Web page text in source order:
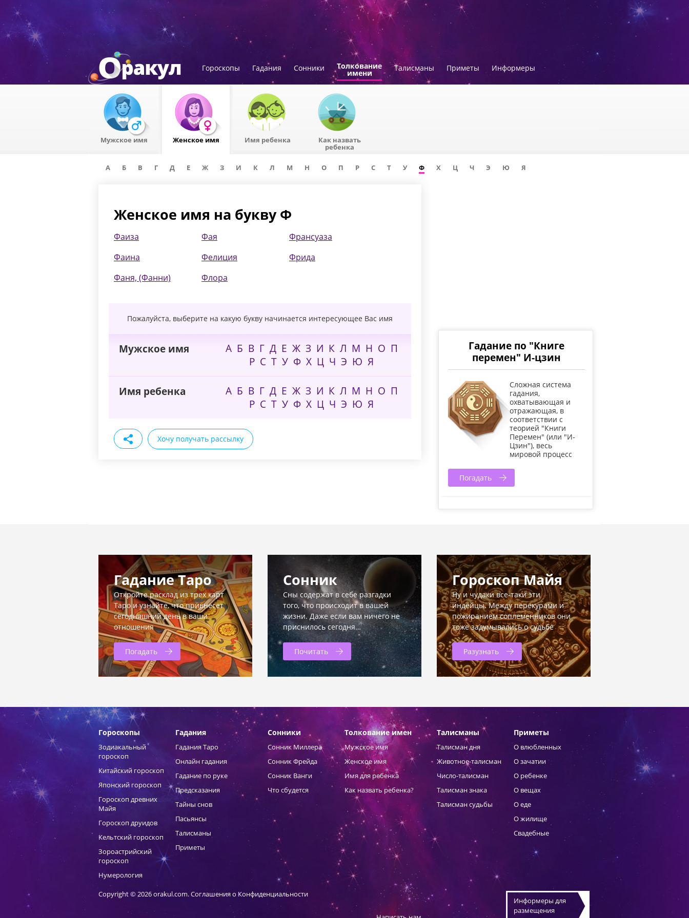
Гороскопы Гадания Сонники Толкование
имени
Талисманы Приметы Информеры
Мужское имя Женское имя Имя ребенка Как назвать
ребенка
А Б В Г Д Е Ж З И К Л М Н О П Р С Т У Ф Х Ц Ч Э Ю Я
Женское имя на букву Ф
Фаиза
Фаина
Фаня, (Фанни)
Фая
Фелиция
Флора
Франсуаза
Фрида
Пожалуйста, выберите на какую букву начинается интересующее Вас имя
Мужское имя А Б В Г Д Е Ж З И К Л М Н О П
Р С Т У Ф Х Ц Ч Э Ю Я
Имя ребенка А Б В Г Д Е Ж З И К Л М Н О П
Р С Т У Ф Х Ц Ч Э Ю Я
Хочу получать рассылку
Гадание по "Книге
перемен" И-цзин
Cложная система
гадания,
охватывающая и
отражающая, в
соответствии с
теорией "Книги
Перемен" (или "И-
Цзин"), весь
мировой процесс
Погадать
Гадание Таро
Откройте расклад из трех карт
Таро и узнайте, что привнесет
сегодняшний день в ваши
отношения
Погадать
Сонник
Сны содержат в себе разгадки
того, что происходит в вашей
жизни. Даже если вам ничего не
приснилось сегодня…
Почитать
Гороскоп Майя
Ну и чудаки все-таки эти
индейцы. Между перекурами и
пожиранием соплеменников они
тоже задумывались о судьбе
Разузнать
Гороскопы
Зодиакальный
гороскоп
Китайский гороскоп
Японский гороскоп
Гороскоп древних
Майя
Гороскоп друидов
Кельтский гороскоп
Зороастрийский
гороскоп
Нумерология
Гадания
Гадания Таро
Онлайн гадания
Гадание по руке
Предсказания
Тайны снов
Пасьянсы
Талисманы
Приметы
Сонники
Сонник Миллера
Сонник Фрейда
Сонник Ванги
Что сбудется
Толкование имен
Мужское имя
Женское имя
Имя для ребенка
Как назвать ребенка?
Талисманы
Талисман дня
Животное-талисман
Число-талисман
Талисман знака
Талисман судьбы
Приметы
О влюбленных
О зачатии
О ребенке
О вещах
О еде
О жилище
Свадебные
Copyright © 2026 orakul.com.Соглашения о Конфиденциальности
Информеры для
размещения